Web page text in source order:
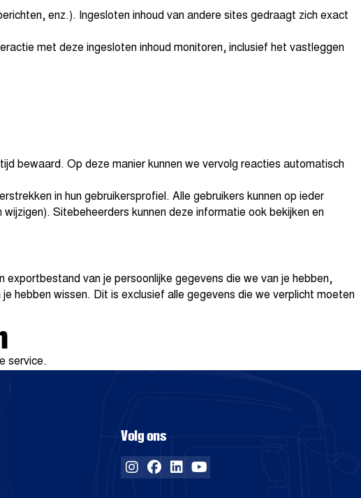
enz.). Ingesloten inhoud van andere sites gedraagt zich exact
met deze ingesloten inhoud monitoren, inclusief het vastleggen
bewaard. Op deze manier kunnen we vervolg reacties automatisch
in hun gebruikersprofiel. Alle gebruikers kunnen op ieder
Sitebeheerders kunnen deze informatie ook bekijken en
van je persoonlijke gegevens die we van je hebben,
hebben wissen. Dit is exclusief alle gegevens die we verplicht moeten
service.
Volg ons